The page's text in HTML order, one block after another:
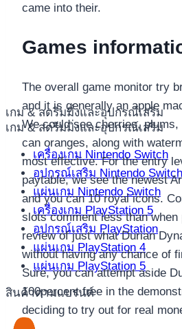
เกม & สตรีมมิ่งและอุปกรณ์เสริม
เกม & สตรีมมิ่งและอุปกรณ์เสริม
เครื่องเกม Nintendo Switch
อุปกรณ์เสริม Nintendo Switch
แผ่นเกม Nintendo Switch
เครื่องเกม PlayStation 5
อุปกรณ์เสริม PlayStation
แผ่นเกม PlayStation 4
แผ่นเกม PlayStation 5
สินค้าตามแบรนด์
came into their.
Games
The overall game monitor try
and it is generally an apple
We could see cherries,
can oranges, along with
most effective. For the entry
paytable, we see the newest
and you can 10 royal icons.
slots comment less than when
review of just what Durian
without having any chance of
Sure, you can attempt aside
100percent free in the
deciding to try out for real